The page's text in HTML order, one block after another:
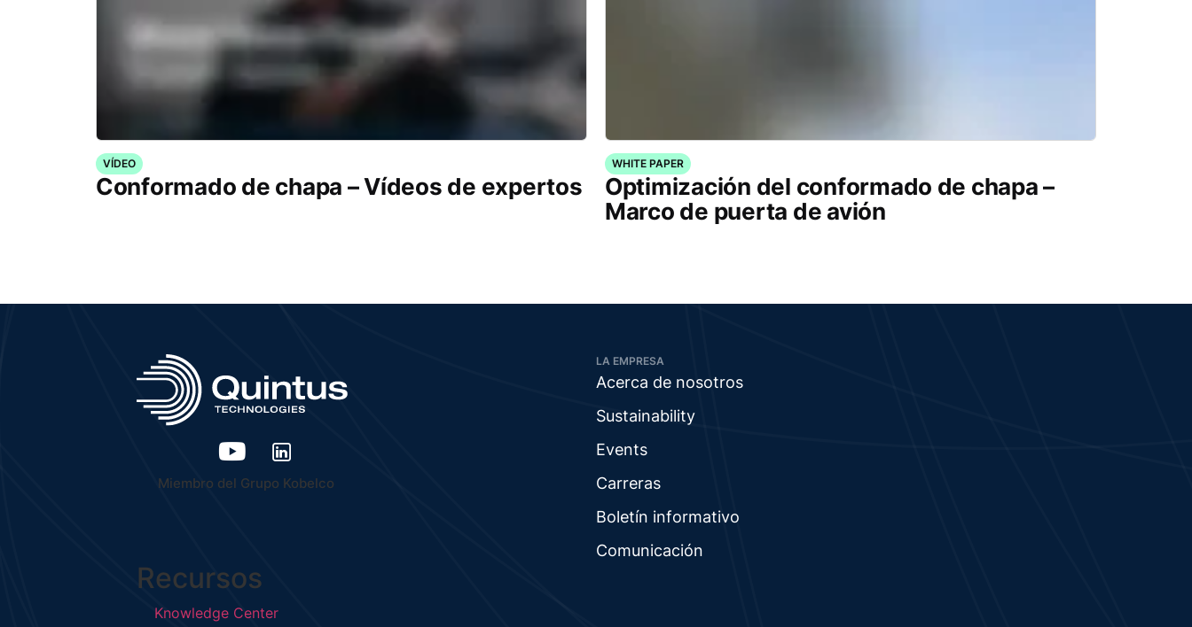
VÍDEO
Conformado de chapa – Vídeos de expertos
WHITE PAPER
Optimización del conformado de chapa –
Marco de puerta de avión
Miembro del Grupo Kobelco
LA EMPRESA
Acerca de nosotros
Sustainability
Events
Carreras
Boletín informativo
Comunicación
Recursos
Knowledge Center